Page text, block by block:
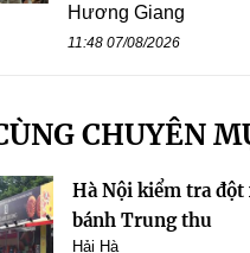
Hương Giang
11:48 07/08/2026
CHUYÊN
Hà Nội kiểm tra đột
bánh Trung thu
Hải Hà